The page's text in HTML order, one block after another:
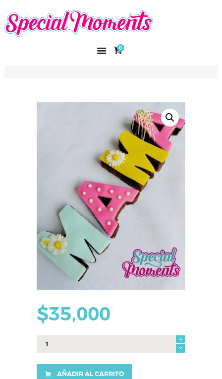
0
SPECIAL MOMENTS
El amor hecho arte
CURSOS
$35,000
Caja
cantidad
AÑADIR AL CARRITO